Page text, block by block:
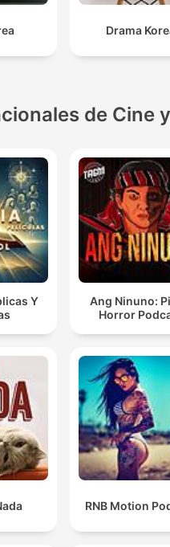
Drama
de Cine
Y
Ang Ninuno:
Horror
RNB Motion